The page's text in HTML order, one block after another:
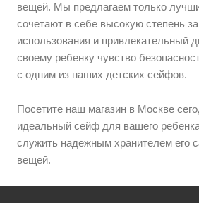
вещей. Мы предлагаем только
сочетают в себе высокую степень
использования и привлекательный
своему ребенку чувство
с одним из наших детских сейфов.
Посетите наш магазин в Москве
идеальный сейф для вашего
служить надежным хранителем его
вещей.